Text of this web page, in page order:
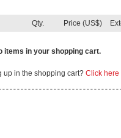
Qty. Price (US$)
items in your shopping cart.
up in the shopping cart? Click here